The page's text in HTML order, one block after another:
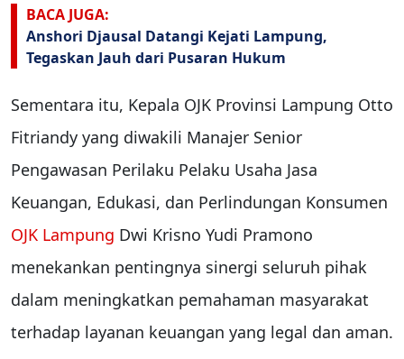
BACA JUGA:
Anshori Djausal Datangi Kejati Lampung,
Tegaskan Jauh dari Pusaran Hukum
Sementara itu, Kepala OJK Provinsi Lampung Otto
Fitriandy yang diwakili Manajer Senior
Pengawasan Perilaku Pelaku Usaha Jasa
Keuangan, Edukasi, dan Perlindungan Konsumen
OJK Lampung Dwi Krisno Yudi Pramono
menekankan pentingnya sinergi seluruh pihak
dalam meningkatkan pemahaman masyarakat
terhadap layanan keuangan yang legal dan aman.